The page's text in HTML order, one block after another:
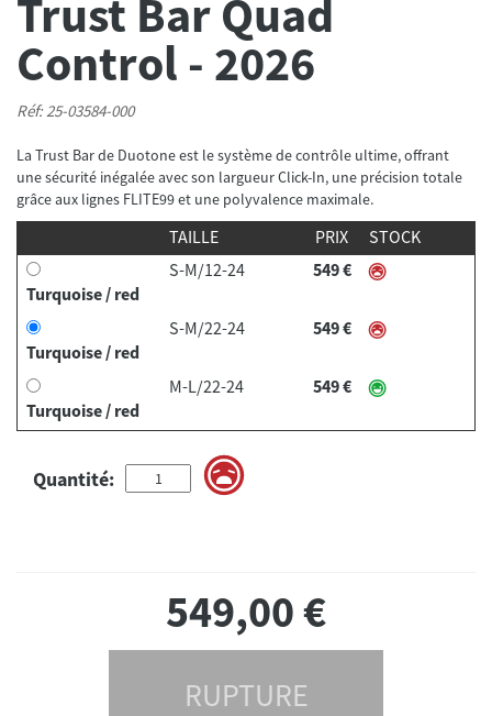
Trust Bar Quad
Control - 2026
Réf: 25-03584-000
La Trust Bar de Duotone est le système de contrôle ultime, offrant
une sécurité inégalée avec son largueur Click-In, une précision totale
grâce aux lignes FLITE99 et une polyvalence maximale.
TAILLE PRIX STOCK
Turquoise / red
S-M/12-24 549 €
Turquoise / red
S-M/22-24 549 €
Turquoise / red
M-L/22-24 549 €
Quantité:
549,00€
RUPTURE